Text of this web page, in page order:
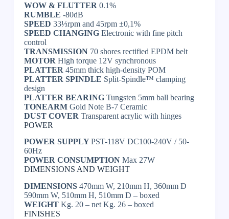
WOW & FLUTTER 0.1%
RUMBLE -80dB
SPEED 33⅓rpm and 45rpm ±0,1%
SPEED CHANGING Electronic with fine pitch
control
TRANSMISSION 70 shores rectified EPDM belt
MOTOR High torque 12V synchronous
PLATTER 45mm thick high-density POM
PLATTER SPINDLE Split-Spindle™ clamping
design
PLATTER BEARING Tungsten 5mm ball bearing
TONEARM Gold Note B-7 Ceramic
DUST COVER Transparent acrylic with hinges
POWER
POWER SUPPLYPST-118V DC100-240V / 50-
60Hz
POWER CONSUMPTION Max 27W
DIMENSIONS AND WEIGHT
DIMENSIONS 470mm W, 210mm H, 360mm D
590mm W, 510mm H, 510mm D – boxed
WEIGHT Kg. 20 – net Kg. 26 – boxed
FINISHES